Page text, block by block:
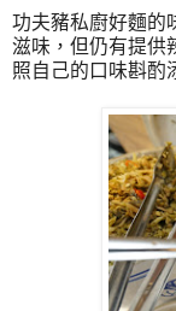
功夫豬私廚好麵的
滋味，但仍有提供
照自己的口味斟酌